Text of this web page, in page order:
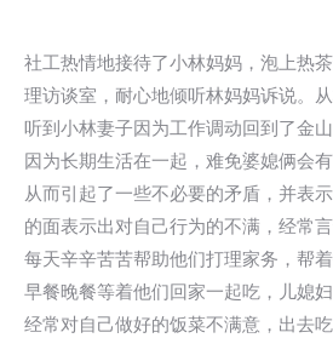
社工热情地接待了小林妈妈，泡上热
理访谈室，耐心地倾听林妈妈诉说。
听到小林妻子因为工作调动回到了金
因为长期生活在一起，难免婆媳俩会
从而引起了一些不必要的矛盾，并表
的面表示出对自己行为的不满，经常
每天辛辛苦苦帮助他们打理家务，帮
早餐晚餐等着他们回家一起吃，儿媳
经常对自己做好的饭菜不满意，出去